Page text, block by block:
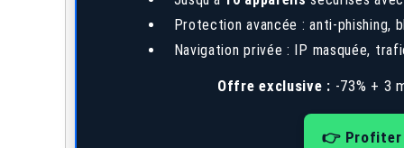
Protection avancée : anti-phishing,
Navigation privée : IP masquée,
Offre exclusive : -73% + 3
👉 Profiter